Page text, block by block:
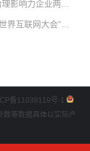
备11039119号-1
数等数据具体以实际产